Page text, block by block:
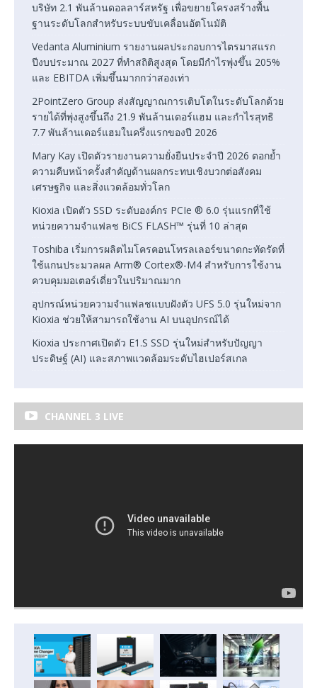
บริษัท 2.1 พันล้านดอลลาร์สหรัฐ เพื่อขยายโครงสร้างพื้น
ฐานระดับโลกสำหรับระบบขับเคลื่อนอัตโนมัติ
Vedanta Aluminium รายงานผลประกอบการไตรมาสแรก
ปีงบประมาณ 2027 ที่ทำสถิติสูงสุด โดยมีกำไรพุ่งขึ้น 205%
และ EBITDA เพิ่มขึ้นมากกว่าสองเท่า
2PointZero Group ส่งสัญญาณการเติบโตในระดับโลกด้วย
รายได้ที่พุ่งสูงขึ้นถึง 21.9 พันล้านเดอร์แฮม และกำไรสุทธิ
7.7 พันล้านเดอร์แฮมในครึ่งแรกของปี 2026
Mary Kay เปิดตัวรายงานความยั่งยืนประจำปี 2026 ตอกย้ำ
ความคืบหน้าครั้งสำคัญด้านผลกระทบเชิงบวกต่อสังคม
เศรษฐกิจ และสิ่งแวดล้อมทั่วโลก
Kioxia เปิดตัว SSD ระดับองค์กร PCIe ® 6.0 รุ่นแรกที่ใช้
หน่วยความจำแฟลช BiCS FLASH™ รุ่นที่ 10 ล่าสุด
Toshiba เริ่มการผลิตไมโครคอนโทรลเลอร์ขนาดกะทัดรัดที่
ใช้แกนประมวลผล Arm® Cortex®-M4 สำหรับการใช้งาน
ควบคุมมอเตอร์เดี่ยวในปริมาณมาก
อุปกรณ์หน่วยความจำแฟลชแบบฝังตัว UFS 5.0 รุ่นใหม่จาก
Kioxia ช่วยให้สามารถใช้งาน AI บนอุปกรณ์ได้
Kioxia ประกาศเปิดตัว E1.S SSD รุ่นใหม่สำหรับปัญญา
ประดิษฐ์ (AI) และสภาพแวดล้อมระดับไฮเปอร์สเกล
CHANNEL 3 LIVE